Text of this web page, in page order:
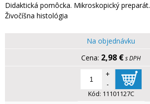
Didaktická pomôcka. Mikroskopický preparát.
Živočíšna histológia
Na objednávku
2,98 €s DPH
+
-
Kód: 11101127C